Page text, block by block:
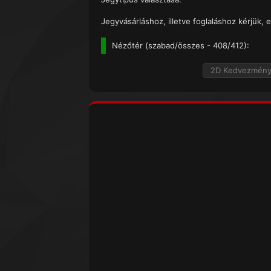
Jegyvásárláshoz, illetve foglaláshoz kérjük,
Nézőtér (szabad/összes - 408/412):
2D